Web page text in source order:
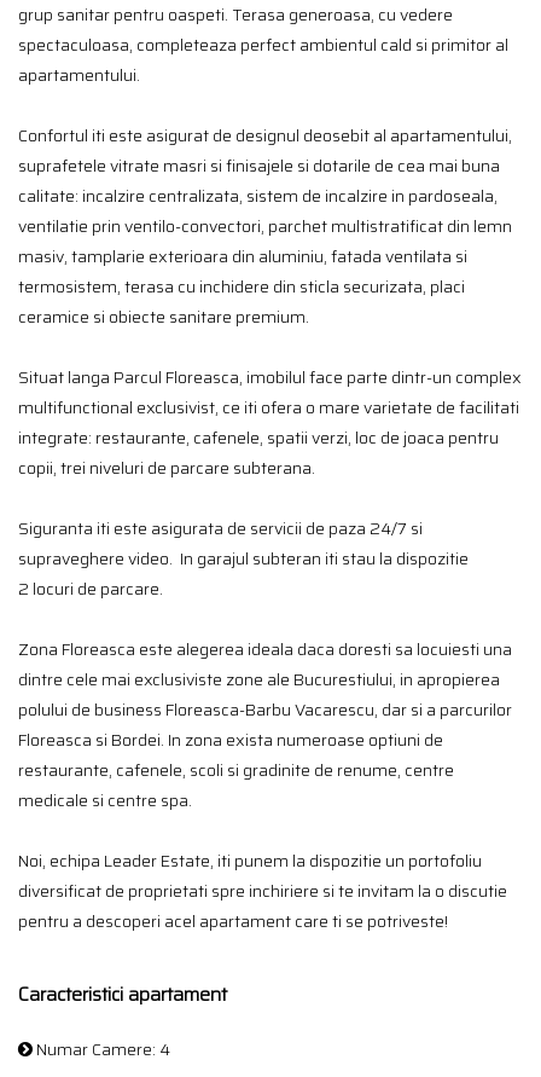
grup sanitar pentru oaspeti. Terasa generoasa, cu vedere
spectaculoasa, completeaza perfect ambientul cald si primitor al
apartamentului.
Confortul iti este asigurat de designul deosebit al apartamentului,
suprafetele vitrate masri si finisajele si dotarile de cea mai buna
calitate: incalzire centralizata, sistem de incalzire in pardoseala,
ventilatie prin ventilo-convectori, parchet multistratificat din lemn
masiv, tamplarie exterioara din aluminiu, fatada ventilata si
termosistem, terasa cu inchidere din sticla securizata, placi
ceramice si obiecte sanitare premium.
Situat langa Parcul Floreasca, imobilul face parte dintr-un complex
multifunctional exclusivist, ce iti ofera o mare varietate de facilitati
integrate: restaurante, cafenele, spatii verzi, loc de joaca pentru
copii, trei niveluri de parcare subterana.
Siguranta iti este asigurata de servicii de paza 24/7 si
supraveghere video. In garajul subteran iti stau la dispozitie
2 locuri de parcare.
Zona Floreasca este alegerea ideala daca doresti sa locuiesti una
dintre cele mai exclusiviste zone ale Bucurestiului, in apropierea
polului de business Floreasca-Barbu Vacarescu, dar si a parcurilor
Floreasca si Bordei. In zona exista numeroase optiuni de
restaurante, cafenele, scoli si gradinite de renume, centre
medicale si centre spa.
Noi, echipa Leader Estate, iti punem la dispozitie un portofoliu
diversificat de proprietati spre inchiriere si te invitam la o discutie
pentru a descoperi acel apartament care ti se potriveste!
Caracteristici apartament
Numar Camere: 4